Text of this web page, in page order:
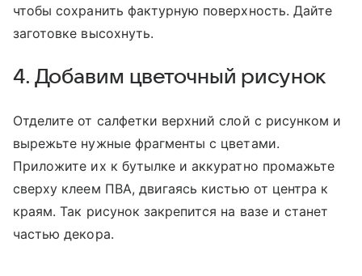
чтобы сохранить фактурную поверхность. Дайте
заготовке высохнуть.
4. Добавим цветочный рисунок
Отделите от салфетки верхний слой с рисунком и
вырежьте нужные фрагменты с цветами.
Приложите их к бутылке и аккуратно промажьте
сверху клеем ПВА, двигаясь кистью от центра к
краям. Так рисунок закрепится на вазе и станет
частью декора.